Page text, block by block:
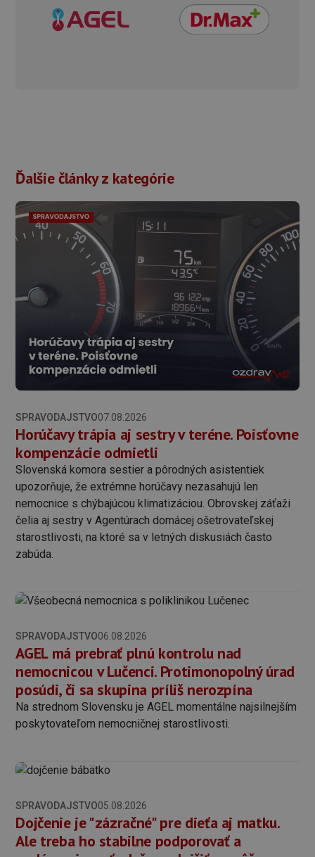
Ďalšie články z kategórie
SPRAVODAJSTVO07.08.2026
Horúčavy trápia aj sestry v teréne. Poisťovne
kompenzácie odmietli
Slovenská komora sestier a pôrodných asistentiek
upozorňuje, že extrémne horúčavy nezasahujú len
nemocnice s chýbajúcou klimatizáciou. Obrovskej záťaži
čelia aj sestry v Agentúrach domácej ošetrovateľskej
starostlivosti, na ktoré sa v letných diskusiách často
zabúda.
SPRAVODAJSTVO06.08.2026
AGEL má prebrať plnú kontrolu nad
nemocnicou v Lučenci. Protimonopolný úrad
posúdi, či sa skupina príliš nerozpína
Na strednom Slovensku je AGEL momentálne najsilnejším
poskytovateľom nemocničnej starostlivosti.
SPRAVODAJSTVO05.08.2026
Dojčenie je "zázračné" pre dieťa aj matku.
Ale treba ho stabilne podporovať a